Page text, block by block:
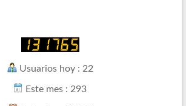
Usuarios hoy : 22
Este mes : 293